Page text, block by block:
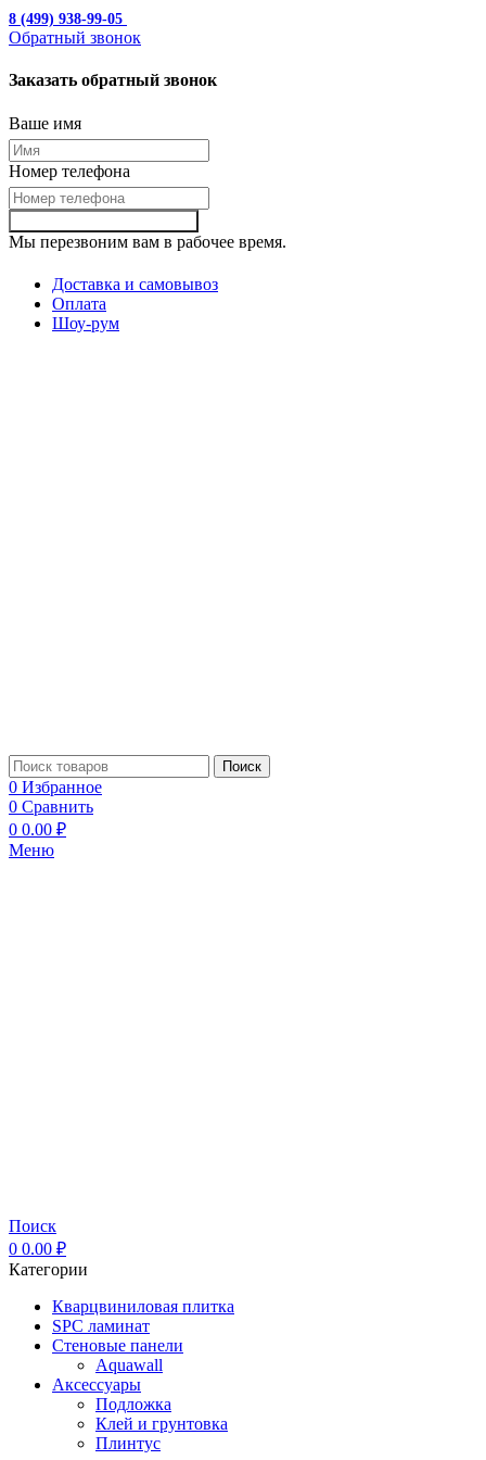
8 (499) 938-99-05
Обратный звонок
Заказать обратный звонок
Ваше имя
Номер телефона
Мы перезвоним вам в рабочее время.
Доставка и самовывоз
Оплата
Шоу-рум
Поиск
0 Избранное
0 Сравнить
0 0.00 ₽
Меню
Поиск
0 0.00 ₽
Категории
Кварцвиниловая плитка
SPC ламинат
Стеновые панели
Aquawall
Аксессуары
Подложка
Клей и грунтовка
Плинтус